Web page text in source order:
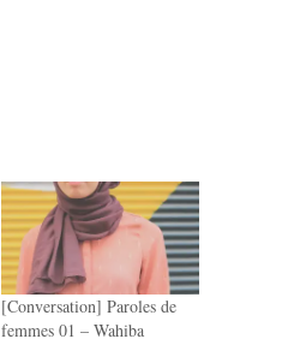
[Conversation] Paroles de
femmes 01 – Wahiba